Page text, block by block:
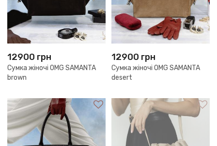
12900 грн
Сумка жіночі OMG SAMANTA
brown
12900 грн
Сумка жіночі OMG SAMANTA
desert